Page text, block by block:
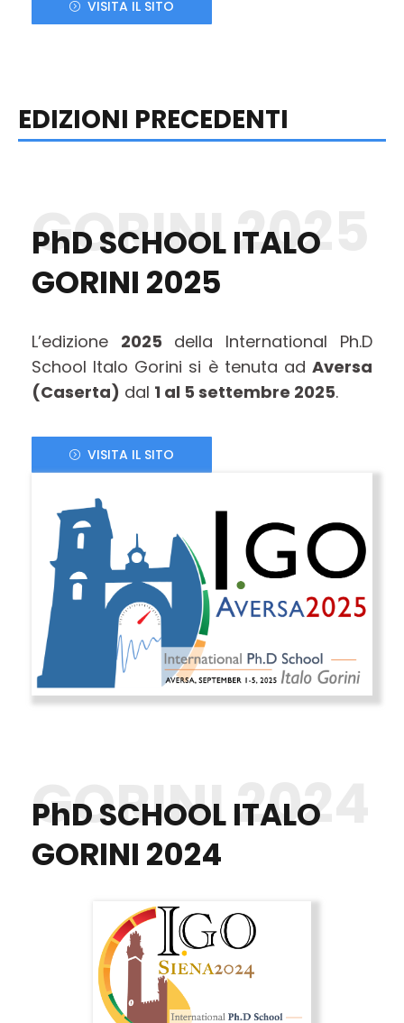
VISITA IL SITO
EDIZIONI PRECEDENTI
GORINI 2025
PhD SCHOOL ITALO
GORINI 2025
L’edizione 2025 della International Ph.D
School Italo Gorini si è tenuta ad Aversa
(Caserta) dal 1 al 5 settembre 2025.
VISITA IL SITO
GORINI 2024
PhD SCHOOL ITALO
GORINI 2024